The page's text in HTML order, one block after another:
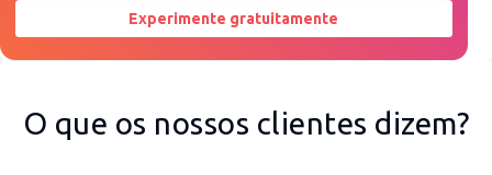
Peça uma demonstração agora
Experimente gratuitamente
O que os nossos clientes dizem?